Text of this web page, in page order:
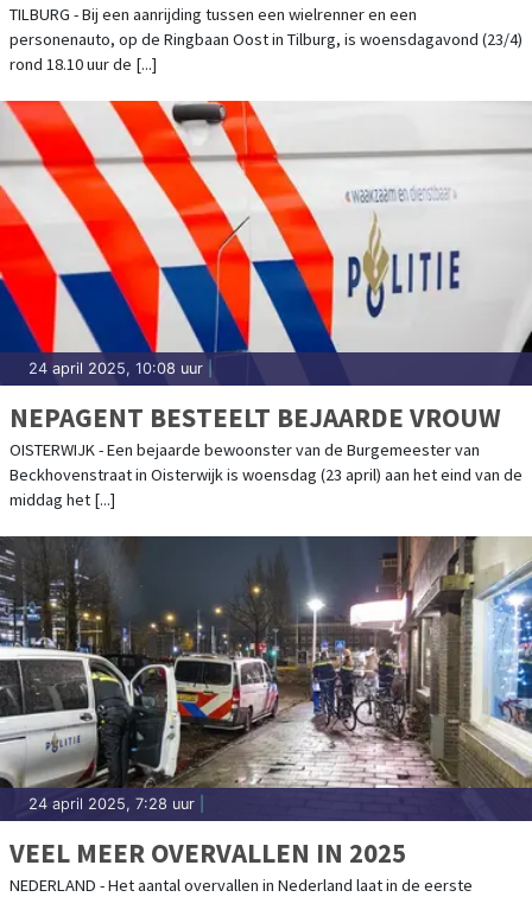
TILBURG - Bij een aanrijding tussen een wielrenner en een
personenauto, op de Ringbaan Oost in Tilburg, is woensdagavond (23/4)
rond 18.10 uur de [...]
24 april 2025, 10:08 uur
NEPAGENT BESTEELT BEJAARDE VROUW
OISTERWIJK - Een bejaarde bewoonster van de Burgemeester van
Beckhovenstraat in Oisterwijk is woensdag (23 april) aan het eind van de
middag het [...]
24 april 2025, 7:28 uur
VEEL MEER OVERVALLEN IN 2025
NEDERLAND - Het aantal overvallen in Nederland laat in de eerste